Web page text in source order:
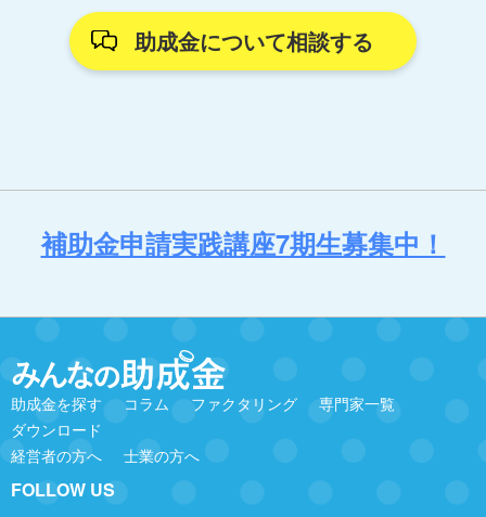
助成金について相談する
補助金申請実践講座7期生募集中！
助成金を探す コラム ファクタリング
専門家一覧
ダウンロード
経営者の方へ
士業の方へ
FOLLOW US